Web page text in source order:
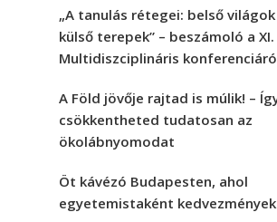
„A tanulás rétegei: belső világok
külső terepek” – beszámoló a
Multidiszciplináris
A Föld jövője rajtad is múlik! –
csökkentheted tudatosan az
ökolábnyomodat
Öt kávézó Budapesten, ahol
egyetemistaként